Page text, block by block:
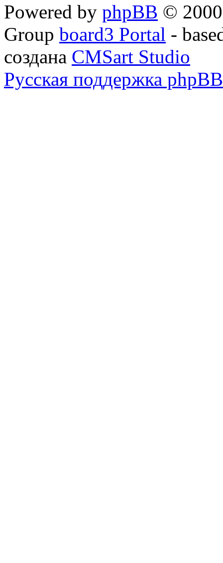
Powered by phpBB ©
Group board3 Portal -
создана CMSart Studio
Русская поддержка phpBB